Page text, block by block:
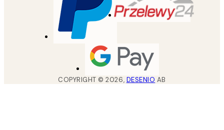
COPYRIGHT ©2026, DESENIO AB